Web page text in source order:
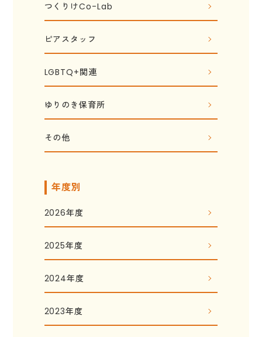
つくりけCo-Lab
ピアスタッフ
LGBTQ+関連
ゆりのき保育所
その他
年度別
2026年度
2025年度
2024年度
2023年度